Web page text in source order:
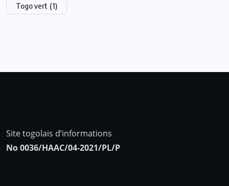
Togo vert (1)
Site togolais d’informations
No 0036/HAAC/04-2021/PL/P